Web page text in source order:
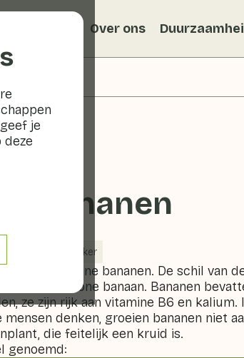
je
deze
Over ons
Koel & donker
zijn kleine bananen. De schil van
van een gewone banaan. Bananen
ze zijn rijk aan vitamine B6 en
mensen denken, groeien bananen niet
die feitelijk een kruid is.
genoemd: